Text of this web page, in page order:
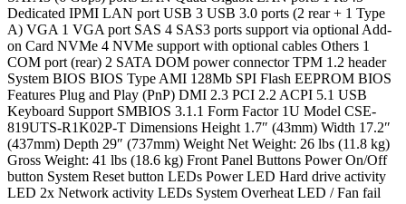
Dedicated IPMI LAN port USB 3 USB 3.0 ports (2 rear + 1 Type
A) VGA 1 VGA port SAS 4 SAS3 ports support via optional Add-
on Card NVMe 4 NVMe support with optional cables Others 1
COM port (rear) 2 SATA DOM power connector TPM 1.2 header
System BIOS BIOS Type AMI 128Mb SPI Flash EEPROM BIOS
Features Plug and Play (PnP) DMI 2.3 PCI 2.2 ACPI 5.1 USB
Keyboard Support SMBIOS 3.1.1 Form Factor 1U Model CSE-
819UTS-R1K02P-T Dimensions Height 1.7″ (43mm) Width 17.2″
(437mm) Depth 29″ (737mm) Weight Net Weight: 26 lbs (11.8 kg)
Gross Weight: 41 lbs (18.6 kg) Front Panel Buttons Power On/Off
button System Reset button LEDs Power LED Hard drive activity
LED 2x Network activity LEDs System Overheat LED / Fan fail